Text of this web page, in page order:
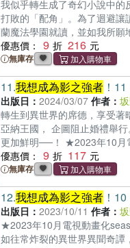
我似乎轉生成了奇幻小說中
打敗的「配角」。為了迴避
蘭魔法學園就讀，並如我所
成為「主角」夥伴的女主角都
底脫軌！★網路超人氣奇幻作
★最強無雙 × 轉生反派 ――運
CORPORATION
優惠價： 9 216
無庫存
11.我想成為影之強者 ！
出版日： 2024/03/07 作者：
轉生到異世界的席德，享受
亞納王國， 企圖阻止婚禮舉
更加鮮明──！ ★2023年10月
如往常的誤會、一如往常炸裂
優惠價： 9 117
無庫存
12.我想成為影之強者 ！
出版日： 2023/10/11 作者：
★2023年10月電視動畫化
如往常炸裂的異世界異聞奇